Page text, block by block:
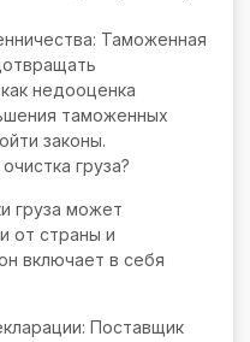
Таможенная
недооценка
таможенных
законы.
груза?
груза может
от страны и
включает в себя
Поставщик